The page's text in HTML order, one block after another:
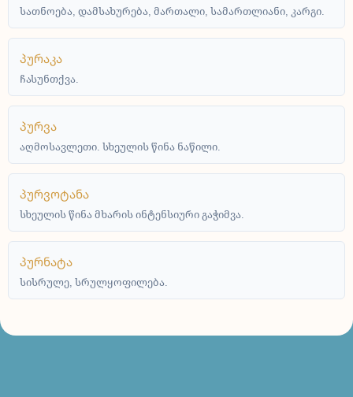
სათნოება, დამსახურება, მართალი, სამართლიანი, კარგი.
პურაკა
ჩასუნთქვა.
პურვა
აღმოსავლეთი. სხეულის წინა ნაწილი.
პურვოტანა
სხეულის წინა მხარის ინტენსიური გაჭიმვა.
პურნატა
სისრულე, სრულყოფილება.